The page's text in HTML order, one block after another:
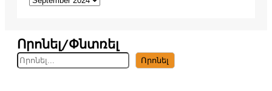
Որոնել/Փնտռել
S
e
Որոնել